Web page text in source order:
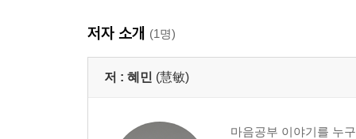
저자 소개 (1명)
저 : 혜민 (慧敏)
마음공부 이야기를 누